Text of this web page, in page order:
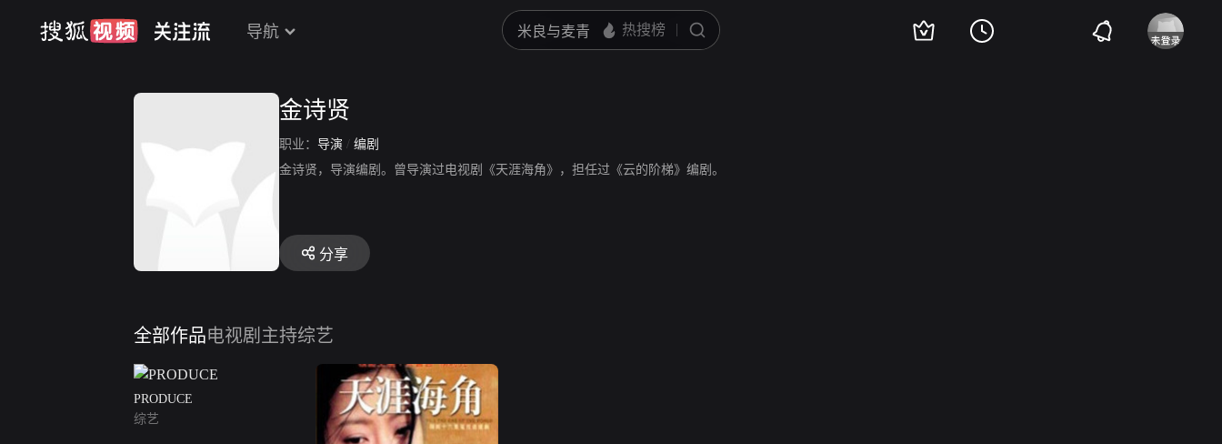
导航
金诗贤
职业： 导演 / 编剧
金诗贤，导演编剧。曾导演过电视剧《天涯海角》，担任过《云的阶梯》编剧。
分享
全部作品电视剧 主持综艺
PRODUCE
综艺